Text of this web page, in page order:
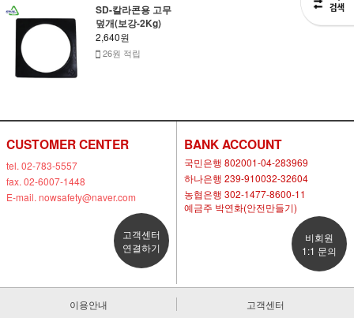
SD-칼라콘용 고무
덮개(보강-2Kg)
2,640원
26원 적립
CUSTOMER CENTER
tel. 02-783-5557
fax. 02-6007-1448
E-mail. nowsafety@naver.com
고객센터
연결하기
BANK ACCOUNT
국민은행 802001-04-283969
하나은행 239-910032-32604
농협은행 302-1477-8600-11
예금주 박연화(안전만들기)
비회원
1:1 문의
이용안내 고객센터